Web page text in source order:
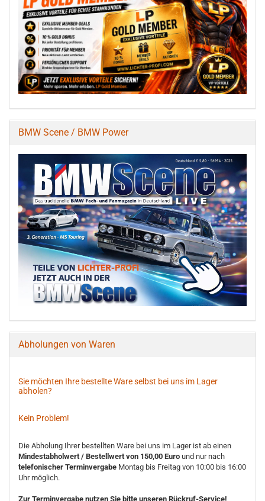
BMW Scene / BMW Power
Abholungen von Waren
Sie möchten Ihre bestellte Ware selbst bei uns im Lager
abholen?
Kein Problem!
Die Abholung Ihrer bestellten Ware bei uns im Lager ist ab einen
Mindestabholwert / Bestellwert von 150,00 Euro und nur nach
telefonischer Terminvergabe Montag bis Freitag von 10:00 bis 16:00
Uhr möglich.
Zur Terminvergabe nutzen Sie bitte unseren Rückruf-Service!